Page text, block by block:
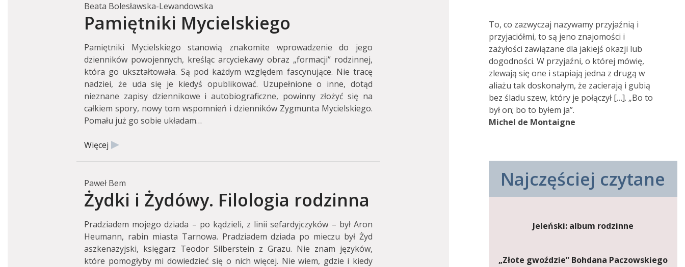
Beata Bolesławska-Lewandowska
Pamiętniki Mycielskiego
Pamiętniki Mycielskiego stanowią znakomite wprowadzenie do jego
dzienników powojennych, kreśląc arcyciekawy obraz „formacji” rodzinnej,
która go ukształtowała. Są pod każdym względem fascynujące. Nie tracę
nadziei, że uda się je kiedyś opublikować. Uzupełnione o inne, dotąd
nieznane zapisy dziennikowe i autobiograficzne, powinny złożyć się na
całkiem spory, nowy tom wspomnień i dzienników Zygmunta Mycielskiego.
Pomału już go sobie układam…
Więcej
Paweł Bem
Żydki i Żydówy. Filologia rodzinna
Pradziadem mojego dziada – po kądzieli, z linii sefardyjczyków – był Aron
Heumann, rabin miasta Tarnowa. Pradziadem dziada po mieczu był Żyd
aszkenazyjski, księgarz Teodor Silberstein z Grazu. Nie znam języków,
które pomogłyby mi dowiedzieć się o nich więcej. Nie wiem, gdzie i kiedy
To, co zazwyczaj nazywamy przyjaźnią i
przyjaciółmi, to są jeno znajomości i
zażyłości zawiązane dla jakiejś okazji lub
dogodności. W przyjaźni, o której mówię,
zlewają się one i stapiają jedna z drugą w
aliażu tak doskonałym, że zacierają i gubią
bez śladu szew, który je połączył […]. „Bo to
był on; bo to byłem ja”.
Michel de Montaigne
Najczęściej czytane
Jeleński: album rodzinne
„Złote gwoździe” Bohdana Paczowskiego